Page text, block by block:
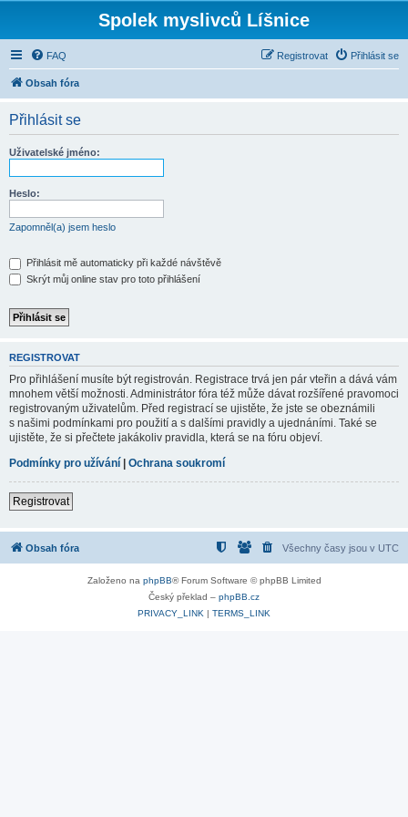
Spolek myslivců Líšnice
FAQ Přihlásit se
Registrovat
Obsah fóra
Přihlásit se
Uživatelské jméno:
Heslo:
Zapomněl(a) jsem heslo
Přihlásit mě automaticky při každé návštěvě
Skrýt můj online stav pro toto přihlášení
REGISTROVAT
Pro přihlášení musíte být registrován. Registrace trvá jen pár vteřin a dává vám
mnohem větší možnosti. Administrátor fóra též může dávat rozšířené pravomoci
registrovaným uživatelům. Před registrací se ujistěte, že jste se obeznámili
s našimi podmínkami pro použití a s dalšími pravidly a ujednáními. Také se
ujistěte, že si přečtete jakákoliv pravidla, která se na fóru objeví.
Podmínky pro užívání | Ochrana soukromí
Registrovat
Obsah fóra Všechny časy jsou v UTC
Založeno na phpBB® Forum Software © phpBB Limited
Český překlad – phpBB.cz
PRIVACY_LINK | TERMS_LINK